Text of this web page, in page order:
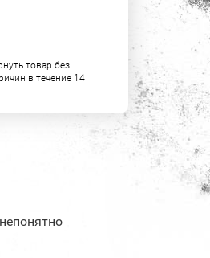
товар без
в течение 14